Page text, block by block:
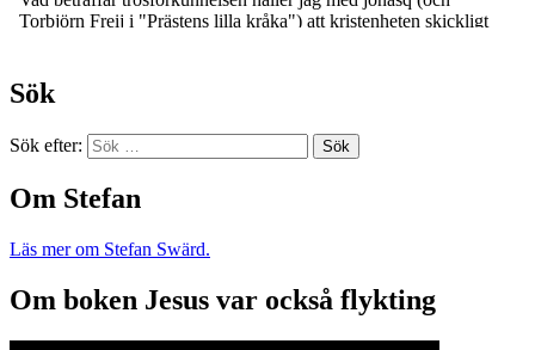
Sök
Sök efter:
Om Stefan
Läs mer om Stefan Swärd.
Om boken Jesus var också flykting